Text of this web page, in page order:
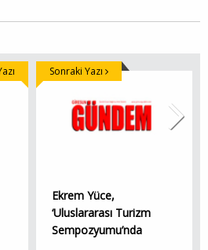
Ekrem Yüce,
‘Uluslararası Turizm
Sempozyumu’nda
Sonraki Yazı